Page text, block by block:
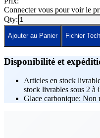
Connecter vous pour voir le
Qty:
Ajouter au Panier Fichier
Disponibilité et
Articles en stock
stock livrables sous 2 à
Glace carbonique: Non